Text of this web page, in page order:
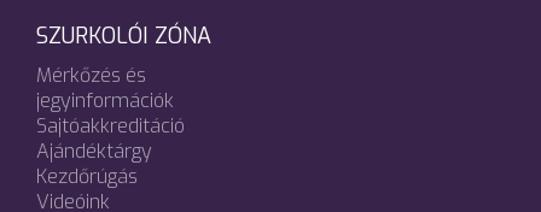
SZURKOLÓI ZÓNA
Mérkőzés és
jegyinformációk
Sajtóakkreditáció
Ajándéktárgy
Kezdőrúgás
Videóink